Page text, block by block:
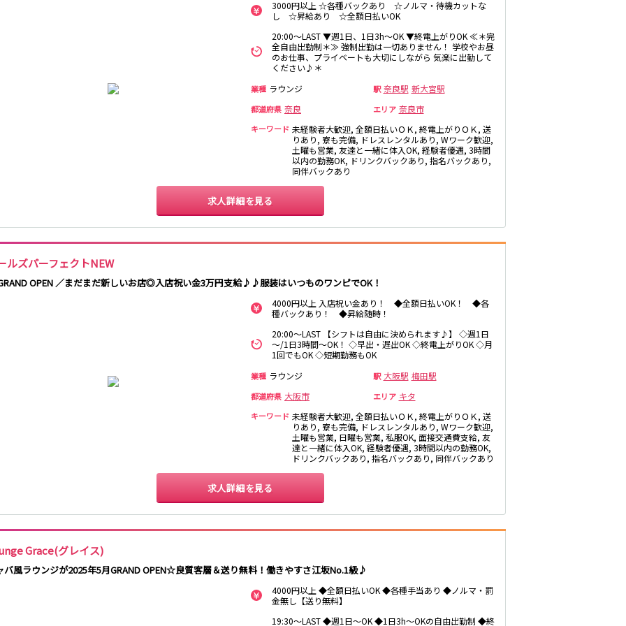
3000円以上 ☆各種バックあり ☆ノルマ・待機カットな
し ☆昇給あり ☆全額日払いOK
20:00～LAST ▼週1日、1日3h～OK ▼終電上がりOK ≪＊完
全自由出勤制＊≫ 強制出勤は一切ありません！ 学校やお昼
のお仕事、プライベートも大切にしながら 気楽に出勤して
ください♪＊
業種 ラウンジ 駅 奈良駅 新大宮駅
都道府県 奈良 エリア 奈良市
キーワード 未経験者大歓迎, 全額日払いＯＫ, 終電上がりＯＫ, 送
りあり, 寮も完備, ドレスレンタルあり, Wワーク歓迎,
土曜も営業, 友達と一緒に体入OK, 経験者優遇, 3時間
以内の勤務OK, ドリンクバックあり, 指名バックあり,
同伴バックあり
求人詳細を見る
ルズパーフェクトNEW
OPEN ／まだまだ新しいお店◎入店祝い金3万円支給♪♪服装はいつものワンピでOK！
4000円以上 入店祝い金あり！ ◆全額日払いOK！ ◆各
種バックあり！ ◆昇給随時！
20:00～LAST 【シフトは自由に決められます♪】 ◇週1日
～/1日3時間～OK！ ◇早出・遅出OK ◇終電上がりOK ◇月
1回でもOK ◇短期勤務もOK
業種 ラウンジ 駅 大阪駅 梅田駅
都道府県 大阪市 エリア キタ
キーワード 未経験者大歓迎, 全額日払いＯＫ, 終電上がりＯＫ, 送
りあり, 寮も完備, ドレスレンタルあり, Wワーク歓迎,
土曜も営業, 日曜も営業, 私服OK, 面接交通費支給, 友
達と一緒に体入OK, 経験者優遇, 3時間以内の勤務OK,
ドリンクバックあり, 指名バックあり, 同伴バックあり
求人詳細を見る
Grace(グレイス)
バ風ラウンジが2025年5月GRAND OPEN☆良質客層＆送り無料！働きやすさ江坂No.1級♪
4000円以上 ◆全額日払いOK ◆各種手当あり ◆ノルマ・罰
金無し【送り無料】
19:30～LAST ◆週1日～OK ◆1日3h～OKの自由出勤制 ◆終
九条駅
長浜駅
JR淡路駅